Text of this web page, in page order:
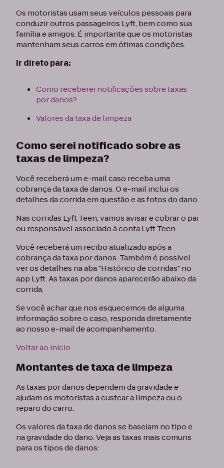
Os motoristas usam seus veículos pessoais para
conduzir outros passageiros Lyft, bem como sua
família e amigos. É importante que os motoristas
mantenham seus carros em ótimas condições.
Ir direto para:
Como receberei notificações sobre taxas
por danos?
Valores da taxa de limpeza
Como serei notificado sobre as
taxas de limpeza?
Você receberá um e-mail caso receba uma
cobrança da taxa de danos. O e-mail inclui os
detalhes da corrida em questão e as fotos do dano.
Nas corridas Lyft Teen, vamos avisar e cobrar o pai
ou responsável associado à conta Lyft Teen.
Você receberá um recibo atualizado após a
cobrança da taxa por danos. Também é possível
ver os detalhes na aba "Histórico de corridas" no
app Lyft. As taxas por danos aparecerão abaixo da
corrida.
Se você achar que nos esquecemos de alguma
informação sobre o caso, responda diretamente
ao nosso e-mail de acompanhamento.
Voltar ao início
Montantes de taxa de limpeza
As taxas por danos dependem da gravidade e
ajudam os motoristas a custear a limpeza ou o
reparo do carro.
Os valores da taxa de danos se baseiam no tipo e
na gravidade do dano. Veja as taxas mais comuns
para os tipos de danos: